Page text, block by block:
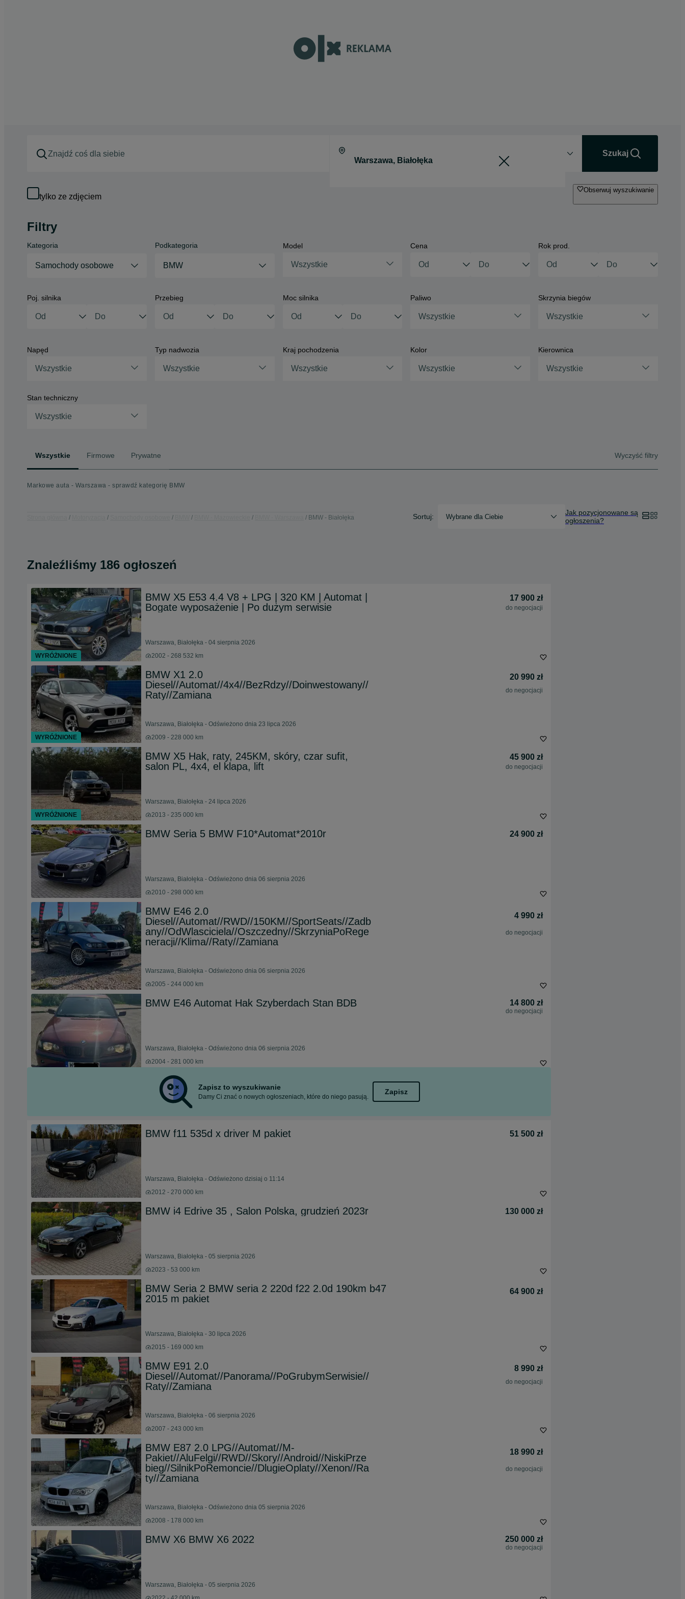
Szukaj
tylko ze zdjęciem
Obserwuj wyszukiwanie
Filtry
Kategoria
Samochody osobowe
Podkategoria
BMW
Model
Wszystkie
Cena Rok prod.
Poj. silnika Przebieg Moc silnika Paliwo
Wszystkie
Skrzynia biegów
Wszystkie
Napęd
Wszystkie
Typ nadwozia
Wszystkie
Kraj pochodzenia
Wszystkie
Kolor
Wszystkie
Kierownica
Wszystkie
Stan techniczny
Wszystkie
Wszystkie Firmowe Prywatne Wyczyść filtry
Markowe auta - Warszawa - sprawdź kategorię BMW
BMW - Białołęka Sortuj: Wybrane dla Ciebie
Jak pozycjonowane są
ogłoszenia?
Znaleźliśmy 186 ogłoszeń
BMW X5 E53 4.4 V8 + LPG | 320 KM | Automat |
Bogate wyposażenie | Po dużym serwisie
17 900 zł
do negocjacji
Warszawa, Białołęka - 04 sierpnia 2026
2002 - 268 532 km
BMW X1 2.0
Diesel//Automat//4x4//BezRdzy//Doinwestowany//
Raty//Zamiana
20 990 zł
do negocjacji
Warszawa, Białołęka - Odświeżono dnia 23 lipca 2026
2009 - 228 000 km
BMW X5 Hak, raty, 245KM, skóry, czar sufit,
salon PL, 4x4, el klapa, lift
45 900 zł
do negocjacji
Warszawa, Białołęka - 24 lipca 2026
2013 - 235 000 km
BMW Seria 5 BMW F10*Automat*2010r 24 900 zł
Warszawa, Białołęka - Odświeżono dnia 06 sierpnia 2026
2010 - 298 000 km
BMW E46 2.0
Diesel//Automat//RWD//150KM//SportSeats//Zadb
any//OdWlasciciela//Oszczedny//SkrzyniaPoRege
neracji//Klima//Raty//Zamiana
4 990 zł
do negocjacji
Warszawa, Białołęka - Odświeżono dnia 06 sierpnia 2026
2005 - 244 000 km
BMW E46 Automat Hak Szyberdach Stan BDB 14 800 zł
do negocjacji
Warszawa, Białołęka - Odświeżono dnia 06 sierpnia 2026
2004 - 281 000 km
Zapisz to wyszukiwanie
Damy Ci znać o nowych ogłoszeniach, które do niego pasują.
Zapisz
BMW f11 535d x driver M pakiet 51 500 zł
Warszawa, Białołęka - Odświeżono dzisiaj o 11:14
2012 - 270 000 km
BMW i4 Edrive 35 , Salon Polska, grudzień 2023r 130 000 zł
Warszawa, Białołęka - 05 sierpnia 2026
2023 - 53 000 km
BMW Seria 2 BMW seria 2 220d f22 2.0d 190km b47
2015 m pakiet
64 900 zł
Warszawa, Białołęka - 30 lipca 2026
2015 - 169 000 km
BMW E91 2.0
Diesel//Automat//Panorama//PoGrubymSerwisie//
Raty//Zamiana
8 990 zł
do negocjacji
Warszawa, Białołęka - 06 sierpnia 2026
2007 - 243 000 km
BMW E87 2.0 LPG//Automat//M-
Pakiet//AluFelgi//RWD//Skory//Android//NiskiPrze
bieg//SilnikPoRemoncie//DlugieOplaty//Xenon//Ra
ty//Zamiana
18 990 zł
do negocjacji
Warszawa, Białołęka - Odświeżono dnia 05 sierpnia 2026
2008 - 178 000 km
BMW X6 BMW X6 2022 250 000 zł
do negocjacji
Warszawa, Białołęka - 05 sierpnia 2026
WYRÓŻNIONE
WYRÓŻNIONE
WYRÓŻNIONE